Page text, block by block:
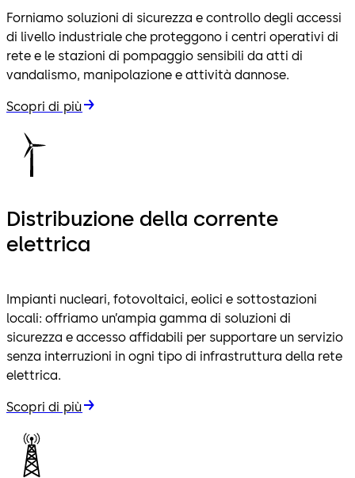
Forniamo soluzioni di sicurezza e controllo degli accessi
di livello industriale che proteggono i centri operativi di
rete e le stazioni di pompaggio sensibili da atti di
vandalismo, manipolazione e attività dannose.
Scopri di più
Distribuzione della corrente
elettrica
Impianti nucleari, fotovoltaici, eolici e sottostazioni
locali: offriamo un’ampia gamma di soluzioni di
sicurezza e accesso affidabili per supportare un servizio
senza interruzioni in ogni tipo di infrastruttura della rete
elettrica.
Scopri di più